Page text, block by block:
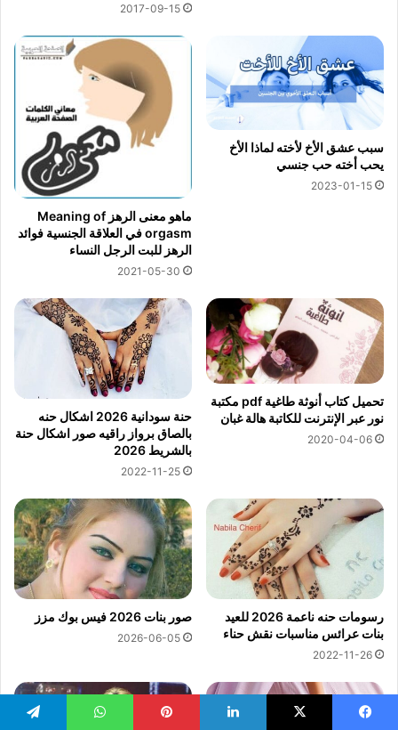
2017-09-15
سبب عشق الأخ لأخته لماذا الأخ
يحب أخته حب جنسي
2023-01-15
ماهو معنى الرهز Meaning of
orgasm في العلاقة الجنسية فوائد
الرهز للبت الرجل النساء
2021-05-30
تحميل كتاب أنوثة طاغية pdf مكتبة
نور عبر الإنترنت للكاتبة هالة غبان
2020-04-06
حنة سودانية 2026 اشكال حنه
بالصاق برواز راقيه صور اشكال حنة
بالشريط 2026
2022-11-25
رسومات حنه ناعمة 2026 للعيد
بنات عرائس مناسبات نقش حناء
2022-11-26
صور بنات 2026 فيس بوك مزز
2026-06-05